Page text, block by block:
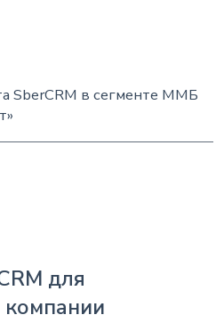
SberCRM в сегменте ММБ
для
компании